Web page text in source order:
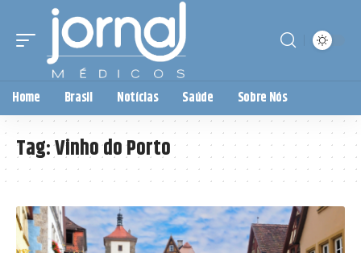
Home Brasil Notícias Saúde Sobre Nós
Tag:Vinho do Porto